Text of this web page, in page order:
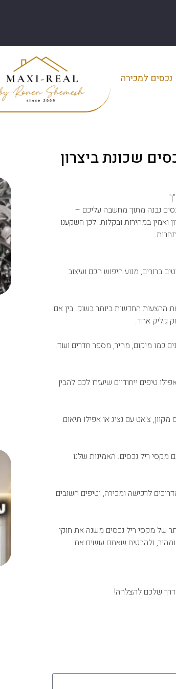
נכסים למכירה
שכונת ביצרון
נבנה מתוך מחשבה עליכם –
ואמין במהירות ובקלות. לכן השקענו
ברורים, מנוע חיפוש חכם ועיצוב
ההצעות החדשות ביותר בשוק. בין אם
קליק אחד.
כמו מיקום, מחיר, מספר חדרים ועוד.
טיפים ייחודיים שיעזרו לכם להבין
צ'אט עם נציג או אפילו תיאום
ריל נכסים. האמינות שלנו
לרכישה ומכירה, וטיפים חשובים
של מקסי ריל נכסים משנה את חוקי
ולהבטיח שאתם עושים את
שלכם להצלחה!